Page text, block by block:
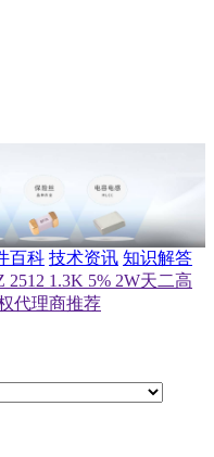
百科 技术资讯 知识解答
2512 1.3K 5% 2W天二高
代理商推荐